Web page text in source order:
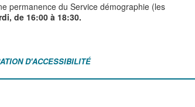
permanence du Service démographie (les
de 16:00 à 18:30.
D'ACCESSIBILITÉ